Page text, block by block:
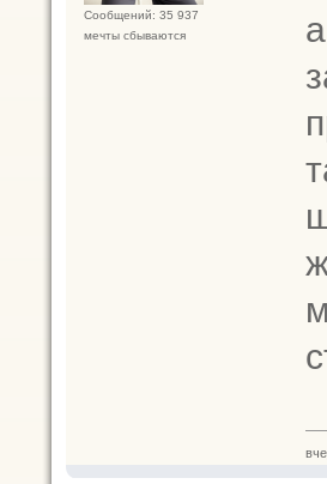
Сообщений: 35 937
мечты сбываются